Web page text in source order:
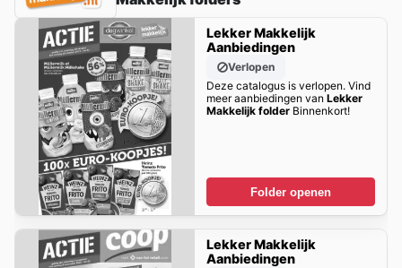
Lekker Makkelijk
Aanbiedingen
Verlopen
Deze catalogus is verlopen. Vind
meer aanbiedingen van Lekker
Makkelijk folderBinnenkort!
Folder openen
Lekker Makkelijk
Aanbiedingen